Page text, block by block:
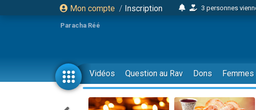
Mon compte / Inscription
3 personnes
13 personnes
12 nouvelles
30 personnes
Il reste 49 places
3 personnes viennent
Paracha Réé
Vidéos Question au Rav Dons Femmes